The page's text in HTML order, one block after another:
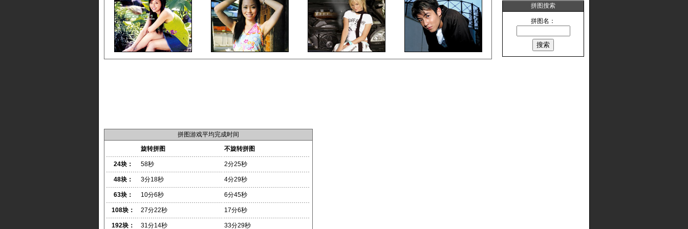
拼图游戏平均完成时间
旋转拼图
不旋转拼图
24块： 58秒 2分25秒
48块： 3分18秒 4分29秒
63块： 10分6秒 6分45秒
108块： 27分22秒 17分6秒
192块： 31分14秒 33分29秒
拼图搜索
拼图名：